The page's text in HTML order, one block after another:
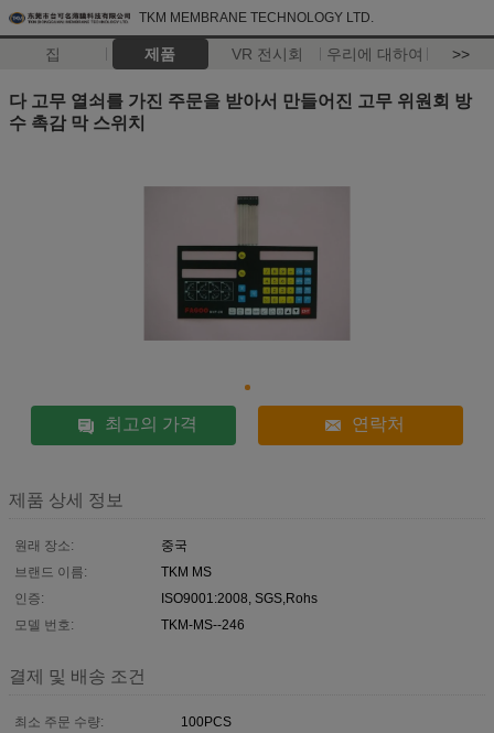
TKM MEMBRANE TECHNOLOGY LTD.
집 제품 VR 전시회 우리에 대하여 >>
다 고무 열쇠를 가진 주문을 받아서 만들어진 고무 위원회 방
수 촉감 막 스위치
최고의 가격 연락처
제품 상세 정보
원래 장소:
중국
브랜드 이름:
TKM MS
인증:
ISO9001:2008, SGS,Rohs
모델 번호:
TKM-MS--246
결제 및 배송 조건
최소 주문 수량:
100PCS